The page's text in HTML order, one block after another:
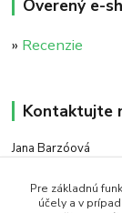
Overený e-
» Recenzie
Kontaktujte
Jana Barzóová
(PO - PIA, 8:00 -
Pre základnú
účely a v